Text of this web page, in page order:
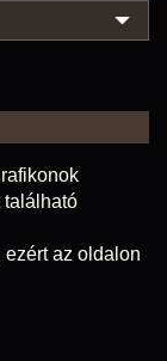
található
ezért az oldalon